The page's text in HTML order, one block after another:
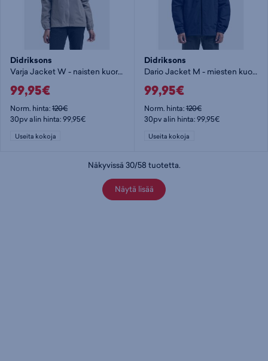
Didriksons
Varja Jacket W - naisten kuoritakki
99,95€
Norm. hinta:120€
30pv alin hinta: 99,95€
Useita kokoja
Didriksons
Dario Jacket M - miesten kuoritakki
99,95€
Norm. hinta:120€
30pv alin hinta: 99,95€
Useita kokoja
Näkyvissä 30/58 tuotetta.
Näytä lisää